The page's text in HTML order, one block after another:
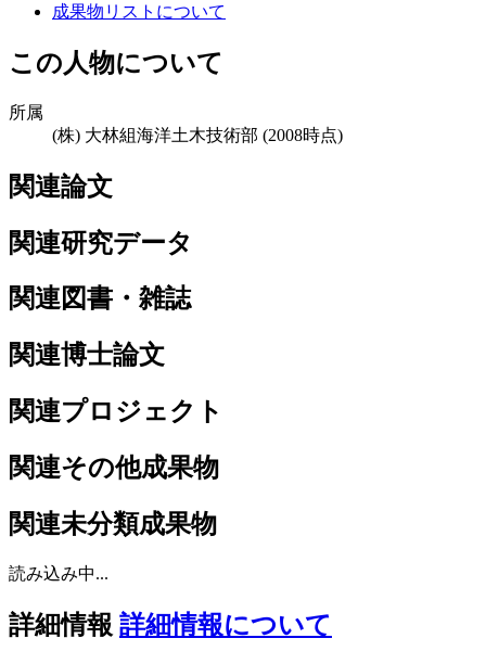
成果物リストについて
この人物について
所属
(株) 大林組海洋土木技術部 (2008時点)
関連論文
関連研究データ
関連図書・雑誌
関連博士論文
関連プロジェクト
関連その他成果物
関連未分類成果物
読み込み中...
詳細情報 詳細情報について